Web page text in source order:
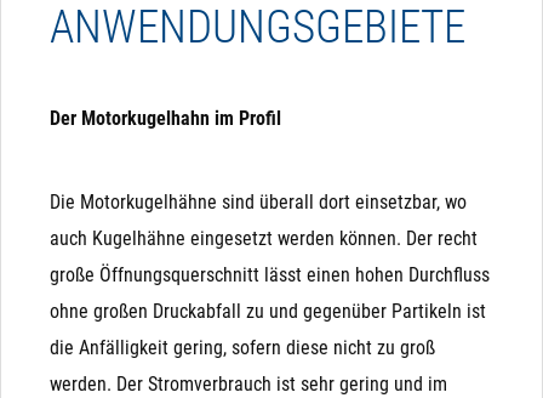
Partikel im Medium: Schmutz, Sand, Äste, ... können
schließt. Daher bitte immer einen Filter davor
3-Wege-Umschalt-Ventile: Wenn Sie eine Umschaltung
(3-Wege-Ventil) benötigen, sollten Sie 3-Wege-
Kugelhähne verwenden. Alternativ können Sie 2
Magnetventile mit einem T-Stück so verbauen, dass Sie
ein 3-Wege-Ventil simulieren
ANWENDUNGSGEBIETE
Der Motorkugelhahn im Profil
Die Motorkugelhähne sind überall dort einsetzbar, wo
auch Kugelhähne eingesetzt werden können. Der recht
große Öffnungsquerschnitt lässt einen hohen Durchfluss
ohne großen Druckabfall zu und gegenüber Partikeln ist
die Anfälligkeit gering, sofern diese nicht zu groß
werden. Der Stromverbrauch ist sehr gering und im